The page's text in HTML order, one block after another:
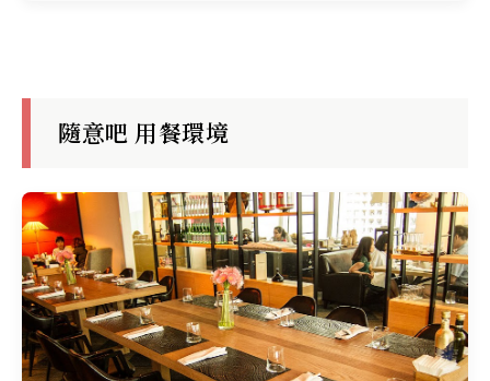
隨意吧 用餐環境